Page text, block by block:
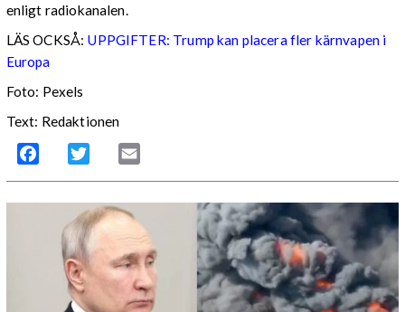
enligt radiokanalen.
LÄS OCKSÅ: UPPGIFTER: Trump kan placera fler kärnvapen i
Europa
Foto: Pexels
Text: Redaktionen
Facebook Twitter